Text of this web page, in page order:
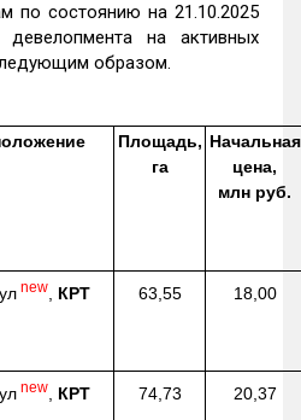
по состоянию на 21.10.2025
на активных
образом.
Площадь,
га
Начальная
цена,
млн руб.
new КРТ 63,55 18,00
new КРТ 74,73 20,37